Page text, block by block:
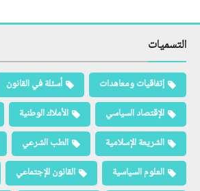
التسميات
إتفاقيات ومعاهدات
أسئلة في القانون
الإقتصاد السياسي
الأملاك الوطنية
الشريعة الإسلامية
الطب الشرعي
العلوم السياسية
القانون الإجتماعي